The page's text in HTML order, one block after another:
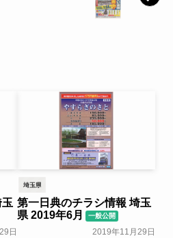
日
埼玉県
第一日典のチラシ情報 埼玉
県 2019年6月
一般公開
2019年11月29日